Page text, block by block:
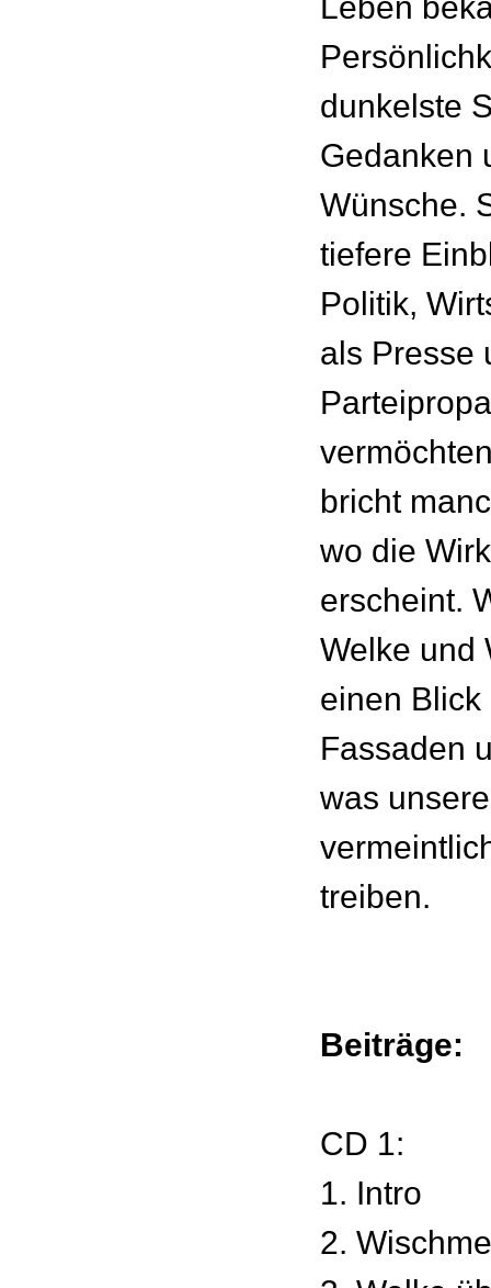
dunkelste
Gedanken
Wünsche.
tiefere
Politik,
als Presse
bricht
wo die
erscheint.
Welke und
einen Blick
Fassaden
was
treiben.
Beiträge:
CD 1:
1. Intro
2.